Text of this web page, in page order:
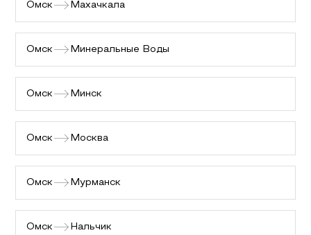
Омск Махачкала
Омск Минеральные Воды
Омск Минск
Омск Москва
Омск Мурманск
Омск Нальчик